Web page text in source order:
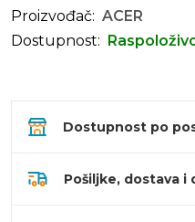
Proizvođač: ACER
Dostupnost:
Dostupnost po
Pošiljke, dostava